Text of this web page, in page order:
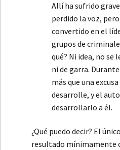
Allí ha sufrido
perdido la voz,
convertido en el
grupos de
qué? Ni idea, no se
ni de garra.
más que una
desarrolle, y el
desarrollarlo a él.
¿Qué puedo decir? El
resultado mínimamente